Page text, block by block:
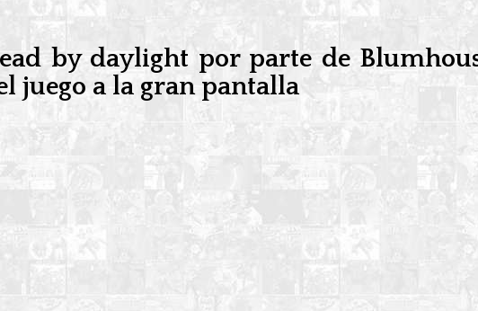
by daylight por parte de
juego a la gran pantalla